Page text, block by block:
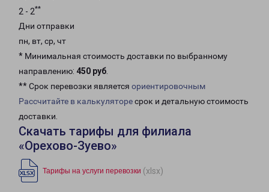
2 - 2**
Дни отправки
пн, вт, ср, чт
* Минимальная стоимость доставки по выбранному
направлению: 450 руб.
** Срок перевозки является ориентировочным
Рассчитайте в калькуляторесрок и детальную стоимость
доставки.
Скачать тарифы для филиала
«Орехово-Зуево»
Тарифы на услуги перевозки (xlsx)